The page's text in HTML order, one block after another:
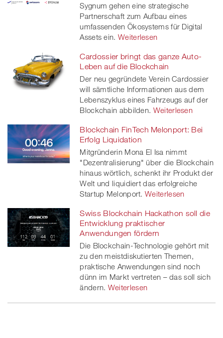
Sygnum gehen eine strategische
Partnerschaft zum Aufbau eines
umfassenden Ökosystems für Digital
Assets ein. Weiterlesen
Cardossier bringt das ganze Auto-
Leben auf die Blockchain
Der neu gegründete Verein Cardossier
will sämtliche Informationen aus dem
Lebenszyklus eines Fahrzeugs auf der
Blockchain abbilden. Weiterlesen
Blockchain FinTech Melonport: Bei
Erfolg Liquidation
Mitgründerin Mona El Isa nimmt
"Dezentralisierung" über die Blockchain
hinaus wörtlich, schenkt ihr Produkt der
Welt und liquidiert das erfolgreiche
Startup Melonport. Weiterlesen
Swiss Blockchain Hackathon soll die
Entwicklung praktischer
Anwendungen fördern
Die Blockchain-Technologie gehört mit
zu den meistdiskutierten Themen,
praktische Anwendungen sind noch
dünn im Markt vertreten – das soll sich
ändern. Weiterlesen